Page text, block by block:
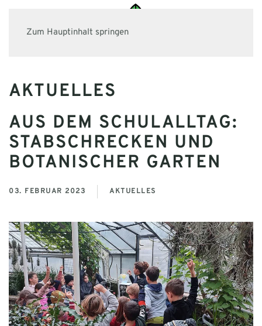
Zum Hauptinhalt springen
AKTUELLES
AUS DEM SCHULALLTAG:
STABSCHRECKEN UND
BOTANISCHER GARTEN
03. FEBRUAR 2023 AKTUELLES